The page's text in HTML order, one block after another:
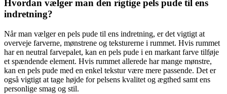
Hvordan vælger man den rigtige pels pude til ens
indretning?
Når man vælger en pels pude til ens indretning, er det vigtigt at
overveje farverne, mønstrene og teksturerne i rummet. Hvis rummet
har en neutral farvepalet, kan en pels pude i en markant farve tilføje
et spændende element. Hvis rummet allerede har mange mønstre,
kan en pels pude med en enkel tekstur være mere passende. Det er
også vigtigt at tage højde for pelsens kvalitet og ægthed samt ens
personlige smag og stil.